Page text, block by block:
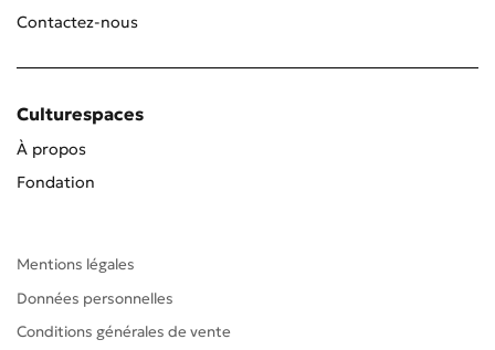
Contactez-nous
Culturespaces
À propos
Fondation
Mentions légales
Données personnelles
Conditions générales de vente